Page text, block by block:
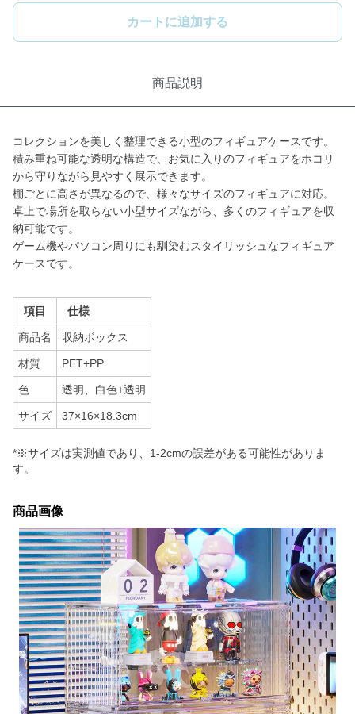
カートに追加する
商品説明
コレクションを美しく整理できる小型のフィギュアケースです。
積み重ね可能な透明な構造で、お気に入りのフィギュアをホコリ
から守りながら見やすく展示できます。
棚ごとに高さが異なるので、様々なサイズのフィギュアに対応。
卓上で場所を取らない小型サイズながら、多くのフィギュアを収
納可能です。
ゲーム機やパソコン周りにも馴染むスタイリッシュなフィギュア
ケースです。
項目 仕様
商品名 収納ボックス
材質 PET+PP
色 透明、白色+透明
サイズ 37×16×18.3cm
*※サイズは実測値であり、1-2cmの誤差がある可能性がありま
す。
商品画像